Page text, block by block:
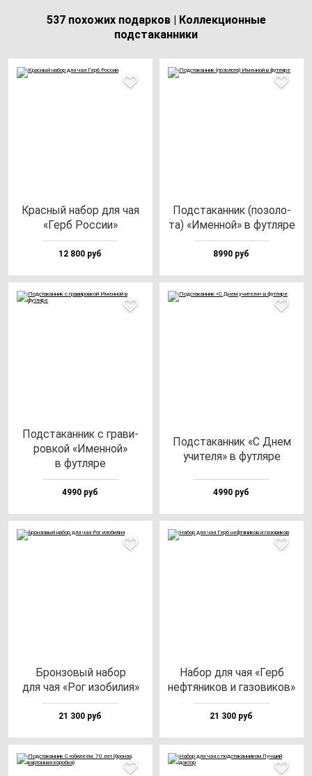
537 похожих подарков | Коллекционные
подстаканники
Крас­ный на­бор для чая
«Герб Рос­сии»
12 800 руб
Под­ста­кан­ник (по­зо­ло­
та) «Имен­ной» в фут­ля­ре
8990 руб
Под­ста­кан­ник с гра­ви­
ров­кой «Имен­ной»
в фут­ля­ре
4990 руб
Под­ста­кан­ник «С Днем
учи­те­ля» в фут­ля­ре
4990 руб
Брон­зо­вый на­бор
для чая «Рог изо­би­лия»
21 300 руб
Набор для чая «Герб
неф­тя­ни­ков и га­зо­ви­ков»
21 300 руб